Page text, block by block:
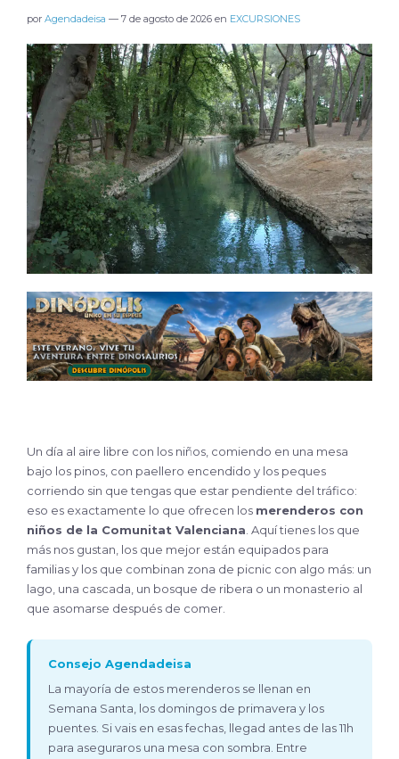
por Agendadeisa — 7 de agosto de 2026 en EXCURSIONES
Un día al aire libre con los niños, comiendo en una mesa
bajo los pinos, con paellero encendido y los peques
corriendo sin que tengas que estar pendiente del tráfico:
eso es exactamente lo que ofrecen los merenderos con
niños de la Comunitat Valenciana. Aquí tienes los que
más nos gustan, los que mejor están equipados para
familias y los que combinan zona de picnic con algo más: un
lago, una cascada, un bosque de ribera o un monasterio al
que asomarse después de comer.
Consejo Agendadeisa
La mayoría de estos merenderos se llenan en
Semana Santa, los domingos de primavera y los
puentes. Si vais en esas fechas, llegad antes de las 11h
para aseguraros una mesa con sombra. Entre